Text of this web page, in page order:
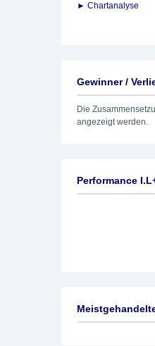
► Chartanalyse
Gewinner /
Die
angezeigt werden.
Performance